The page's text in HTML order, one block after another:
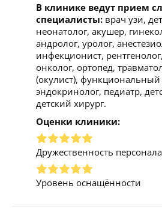
В клинике ведут прием
специалисты: врач узи,
неонатолог, акушер,
андролог, уролог,
инфекционист,
онколог, ортопед,
(окулист), функциональный
эндокринолог, педиатр,
детский хирург.
Оценки клиники:
Дружественность персонала
Уровень оснащённости